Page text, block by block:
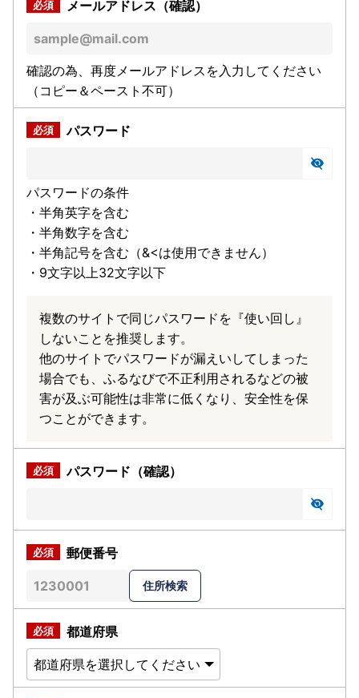
メールアドレス（確認）
確認の為、再度メールアドレスを入力してください
（コピー＆ペースト不可）
パスワード
パスワードの条件
・半角英字を含む
・半角数字を含む
・半角記号を含む（&<は使用できません）
・9文字以上32文字以下
複数のサイトで同じパスワードを『使い回し』
しないことを推奨します。
他のサイトでパスワードが漏えいしてしまった
場合でも、ふるなびで不正利用されるなどの被
害が及ぶ可能性は非常に低くなり、安全性を保
つことができます。
パスワード（確認）
郵便番号
都道府県